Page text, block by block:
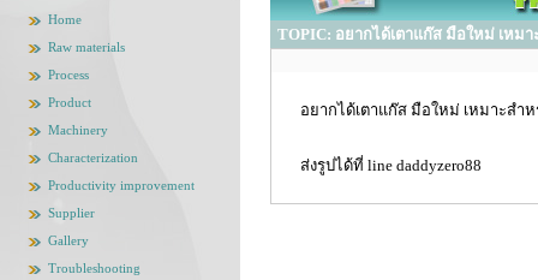
Home
Raw materials
Process
Product
Machinery
Characterization
Productivity improvement
Supplier
Gallery
Troubleshooting
TOPIC: อยากได้เตาแก๊ส มือใหม่ เหม
อยากได้เตาแก๊ส มือใหม่ เหมาะสำ
ส่งรูปได้ที่ line daddyzero88